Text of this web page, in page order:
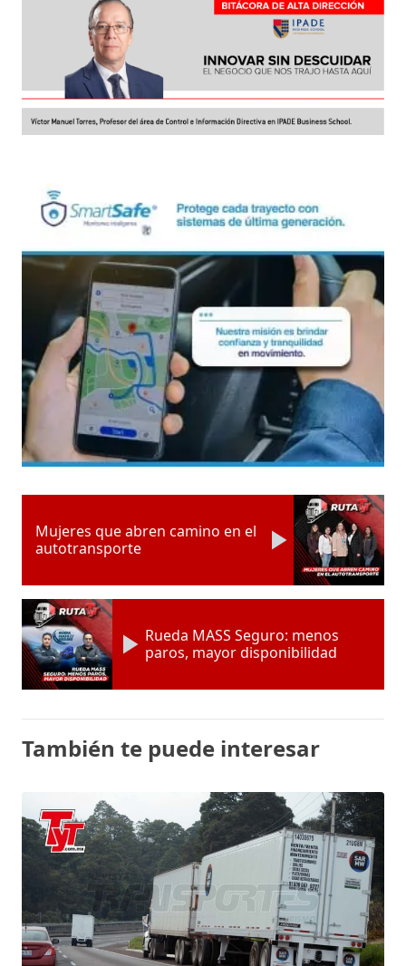
Mujeres que abren camino en el
autotransporte
Rueda MASS Seguro: menos
paros, mayor disponibilidad
También te puede interesar